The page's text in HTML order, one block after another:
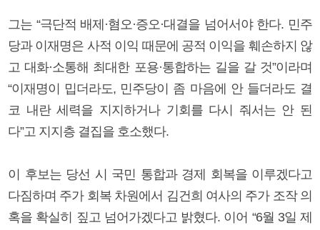
그는 “극단적 배제·혐오·증오·대결을 넘어서야 한다. 민주
당과 이재명은 사적 이익 때문에 공적 이익을 훼손하지 않
고 대화·소통해 최대한 포용·통합하는 길을 갈 것”이라며
“이재명이 밉더라도, 민주당이 좀 마음에 안 들더라도 결
코 내란 세력을 지지하거나 기회를 다시 줘서는 안 된
다”고 지지층 결집을 호소했다.
이 후보는 당선 시 국민 통합과 경제 회복을 이루겠다고
다짐하며 주가 회복 차원에서 김건희 여사의 주가 조작 의
혹을 확실히 짚고 넘어가겠다고 밝혔다. 이어 “6월 3일 제